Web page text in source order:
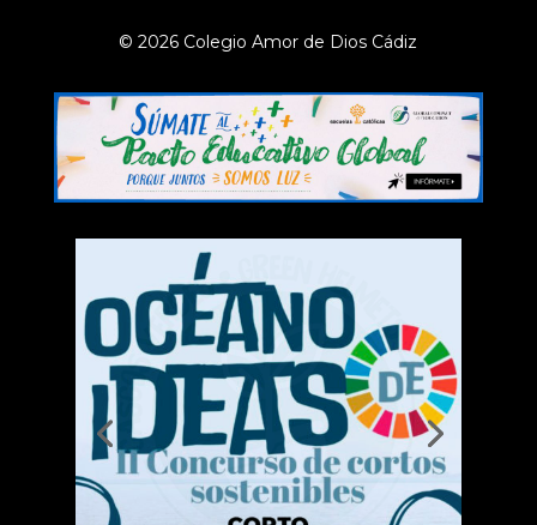
© 2026 Colegio Amor de Dios Cádiz